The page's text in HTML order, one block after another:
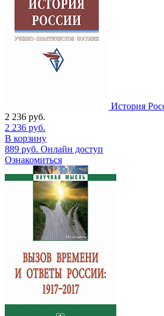
История
2 236 руб.
2 236 руб.
В корзину
889 руб. Онлайн доступ
Ознакомиться